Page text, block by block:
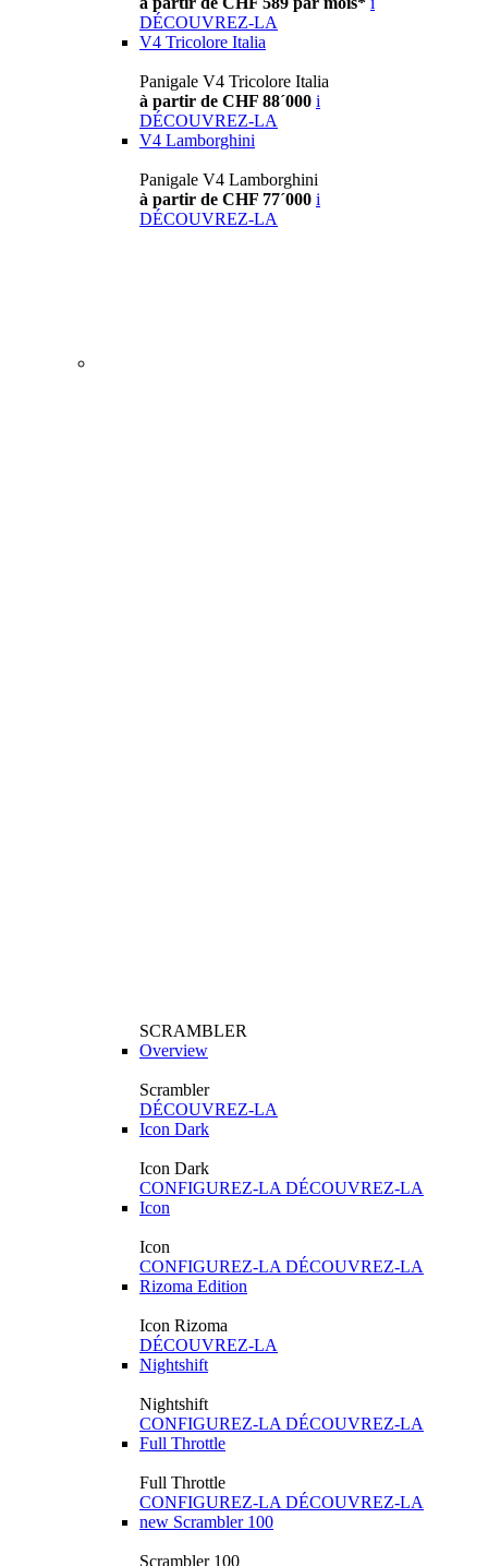
DÉCOUVREZ-LA
V4 Tricolore Italia
Panigale V4 Tricolore Italia
à partir de CHF 88´000 i
DÉCOUVREZ-LA
V4 Lamborghini
Panigale V4 Lamborghini
à partir de CHF 77´000 i
DÉCOUVREZ-LA
SCRAMBLER
Overview
Scrambler
DÉCOUVREZ-LA
Icon Dark
Icon Dark
CONFIGUREZ-LA DÉCOUVREZ-LA
Icon
Icon
CONFIGUREZ-LA DÉCOUVREZ-LA
Rizoma Edition
Icon Rizoma
DÉCOUVREZ-LA
Nightshift
Nightshift
CONFIGUREZ-LA DÉCOUVREZ-LA
Full Throttle
Full Throttle
CONFIGUREZ-LA DÉCOUVREZ-LA
new Scrambler 100
Scrambler 100